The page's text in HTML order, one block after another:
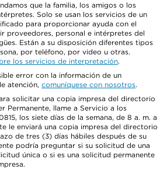
que la familia, los amigos o los
Solo se usan los servicios de un
para proporcionar ayuda con el
proveedores, personal e intérpretes del
Están a su disposición diferentes tipos
por teléfono, por video u otras.
los servicios de interpretación.
error con la información de un
atención, comuníquese con nosotros.
solicitar una copia impresa del directorio
Permanente, llame a Servicio a los
los siete días de la semana, de 8 a. m. a
le enviará una copia impresa del directorio
de tres (3) días hábiles después de su
podría preguntar si su solicitud de una
única o si es una solicitud permanente